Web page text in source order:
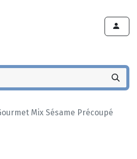
Mix Sésame Précoupé